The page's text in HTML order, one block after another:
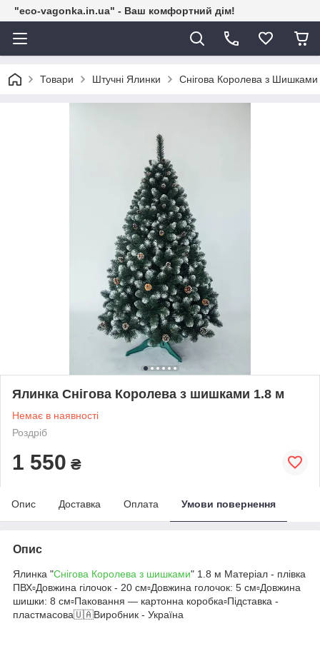
"eco-vagonka.in.ua" - Ваш комфортний дім!
Товари Штучні Ялинки Снігова Королева з Шишками
Ялинка Снігова Королева з шишками 1.8 м
Немає в наявності
Роздріб
1 550 ₴
Опис Доставка Оплата Умови повернення
Опис
Ялинка "Снігова Королева з шишками" 1.8 м Матеріал - плівка
ПВХ▫️Довжина гілочок - 20 см▫️Довжина голочок: 5 см▫️Довжина
шишки: 8 см▫️Паковання — картонна коробка▫️Підставка -
пластмасова🇺🇦Виробник - Україна